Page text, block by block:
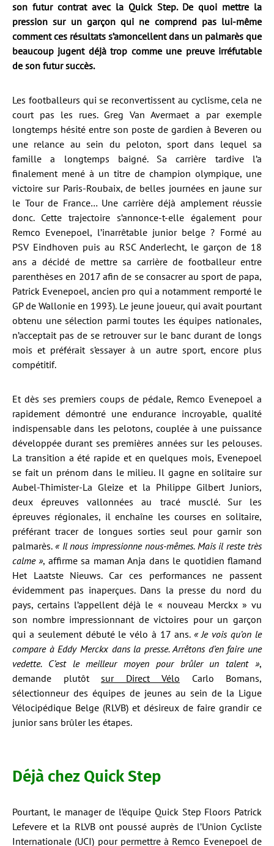
son futur contrat avec la Quick Step. De quoi mettre la
pression sur un garçon qui ne comprend pas lui-même
comment ces résultats s’amoncellent dans un palmarès que
beaucoup jugent déjà trop comme une preuve irréfutable
de son futur succès.
Les footballeurs qui se reconvertissent au cyclisme, cela ne
court pas les rues. Greg Van Avermaet a par exemple
longtemps hésité entre son poste de gardien à Beveren ou
une relance au sein du peloton, sport dans lequel sa
famille a longtemps baigné. Sa carrière tardive l’a
finalement mené à un titre de champion olympique, une
victoire sur Paris-Roubaix, de belles journées en jaune sur
le Tour de France… Une carrière déjà amplement réussie
donc. Cette trajectoire s’annonce-t-elle également pour
Remco Evenepoel, l’inarrêtable junior belge ? Formé au
PSV Eindhoven puis au RSC Anderlecht, le garçon de 18
ans a décidé de mettre sa carrière de footballeur entre
parenthèses en 2017 afin de se consacrer au sport de papa,
Patrick Evenepoel, ancien pro qui a notamment remporté le
GP de Wallonie en 1993). Le jeune joueur, qui avait pourtant
obtenu une sélection parmi toutes les équipes nationales,
n’acceptait pas de se retrouver sur le banc durant de longs
mois et préférait s’essayer à un autre sport, encore plus
compétitif.
Et dès ses premiers coups de pédale, Remco Evenepoel a
rapidement démontré une endurance incroyable, qualité
indispensable dans les pelotons, couplée à une puissance
développée durant ses premières années sur les pelouses.
La transition a été rapide et en quelques mois, Evenepoel
se fait un prénom dans le milieu. Il gagne en solitaire sur
Aubel-Thimister-La Gleize et la Philippe Gilbert Juniors,
deux épreuves vallonnées au tracé musclé. Sur les
épreuves régionales, il enchaîne les courses en solitaire,
préférant tracer de longues sorties seul pour garnir son
palmarès. « Il nous impressionne nous-mêmes. Mais il reste très
calme », affirme sa maman Anja dans le quotidien flamand
Het Laatste Nieuws. Car ces performances ne passent
évidemment pas inaperçues. Dans la presse du nord du
pays, certains l’appellent déjà le « nouveau Merckx » vu
son nombre impressionnant de victoires pour un garçon
qui a seulement débuté le vélo à 17 ans. « Je vois qu’on le
compare à Eddy Merckx dans la presse. Arrêtons d’en faire une
vedette. C’est le meilleur moyen pour brûler un talent »,
demande plutôt sur Direct Vélo Carlo Bomans,
sélectionneur des équipes de jeunes au sein de la Ligue
Vélocipédique Belge (RLVB) et désireux de faire grandir ce
junior sans brûler les étapes.
Déjà chez Quick Step
Pourtant, le manager de l’équipe Quick Step Floors Patrick
Lefevere et la RLVB ont poussé auprès de l’Union Cycliste
Internationale (UCI) pour permettre à Remco Evenepoel de